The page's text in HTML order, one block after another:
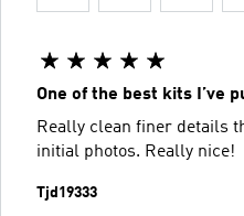
One of the best kits I’ve
Really clean finer details
initial photos. Really nice!
Tjd19333